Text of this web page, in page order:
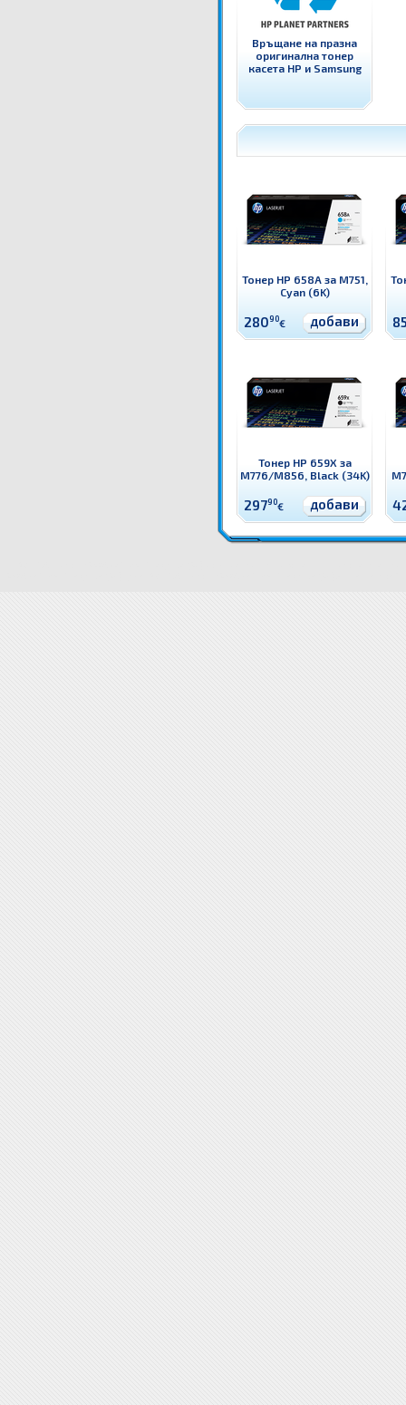
Връщане на празна
оригинална тонер
касета HP и Samsung
Тонер HP 658A за M751,
Cyan (6K)
28090€ добави
Тонер HP 659X за
M776/M856, Black (34K)
29790€ добави